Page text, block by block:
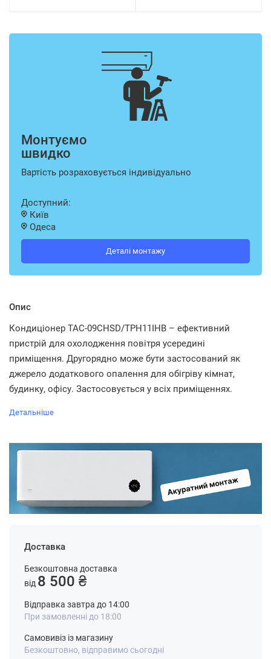
Монтуємо
швидко
Вартість розраховується індивідуально
Доступний:
Київ
Одеса
Деталі монтажу
Опис
Кондиціонер TAC-09CHSD/TPH11IHB – ефективний
пристрій для охолодження повітря усередині
приміщення. Другорядно може бути застосований як
джерело додаткового опалення для обігріву кімнат,
будинку, офісу. Застосовується у всіх приміщеннях.
Детальніше
Доставка
Безкоштовна доставка
від 8 500 ₴
Відправка завтра до 14:00
При замовленні до 18:00
Самовивіз із магазину
Безкоштовно, відправимо сьогодні